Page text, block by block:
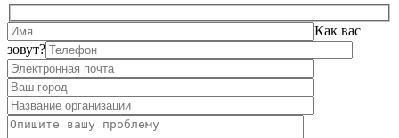
Как вас
зовут?